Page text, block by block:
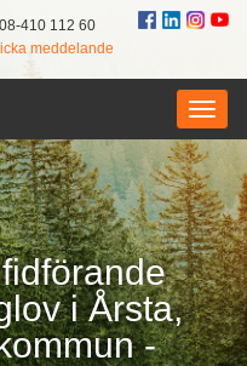
08-410 112 60
meddelande
i Årsta,
-